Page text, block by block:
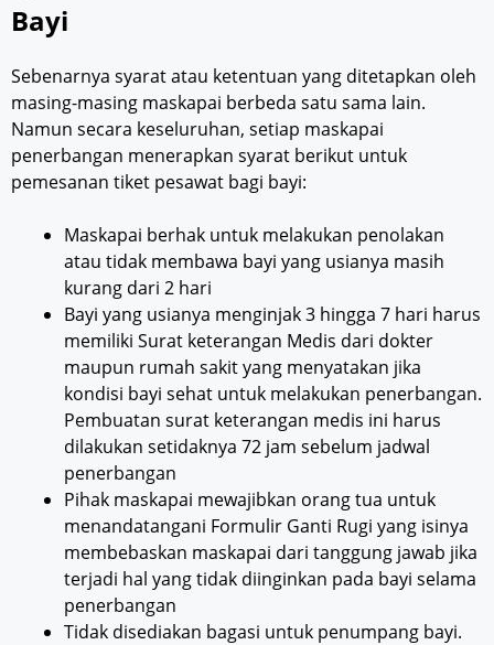
Bayi
Sebenarnya syarat atau ketentuan yang ditetapkan oleh
masing-masing maskapai berbeda satu sama lain.
Namun secara keseluruhan, setiap maskapai
penerbangan menerapkan syarat berikut untuk
pemesanan tiket pesawat bagi bayi:
Maskapai berhak untuk melakukan penolakan
atau tidak membawa bayi yang usianya masih
kurang dari 2 hari
Bayi yang usianya menginjak 3 hingga 7 hari harus
memiliki Surat keterangan Medis dari dokter
maupun rumah sakit yang menyatakan jika
kondisi bayi sehat untuk melakukan penerbangan.
Pembuatan surat keterangan medis ini harus
dilakukan setidaknya 72 jam sebelum jadwal
penerbangan
Pihak maskapai mewajibkan orang tua untuk
menandatangani Formulir Ganti Rugi yang isinya
membebaskan maskapai dari tanggung jawab jika
terjadi hal yang tidak diinginkan pada bayi selama
penerbangan
Tidak disediakan bagasi untuk penumpang bayi.